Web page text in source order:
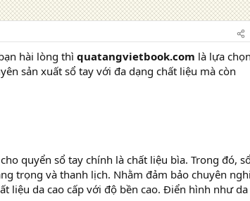
hài lòng thì quatangvietbook.com là lựa chọn
sản xuất sổ tay với đa dạng chất liệu mà còn
quyển sổ tay chính là chất liệu bìa. Trong đó,
trọng và thanh lịch. Nhằm đảm bảo chuyên
liệu da cao cấp với độ bền cao. Điển hình như